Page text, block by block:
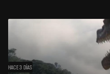
HACE 3 DÍAS